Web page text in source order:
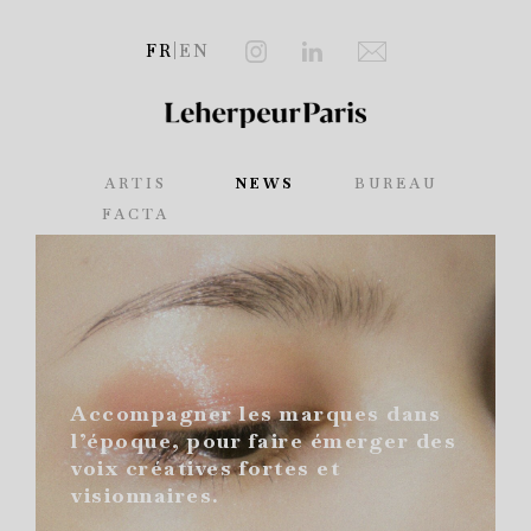
FR EN
NEWS BUREAU
ARTIS
FACTA
Accompagner les marques dans
l’époque,pour faireémerger des
voix créatives fortes et
visionnaires.